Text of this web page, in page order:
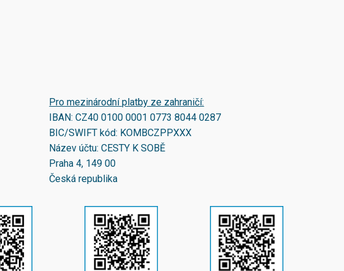
Pro mezinárodní platby ze zahraničí:
IBAN:CZ40 0100 0001 0773 8044 0287
BIC/SWIFT kód: KOMBCZPPXXX
Název účtu: CESTY K SOBĚ
Praha 4, 149 00
Česká republika